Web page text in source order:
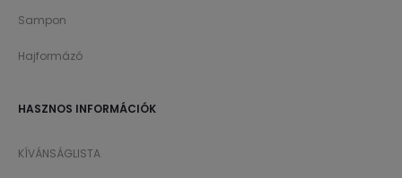
Sampon
Hajformázó
HASZNOS INFORMÁCIÓK
KÍVÁNSÁGLISTA